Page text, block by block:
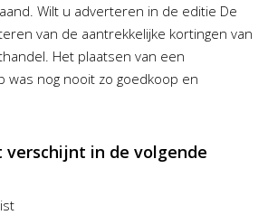
Wilt u adverteren in de editie De
van de aantrekkelijke kortingen van
Het plaatsen van een
was nog nooit zo goedkoop en
verschijnt in de volgende